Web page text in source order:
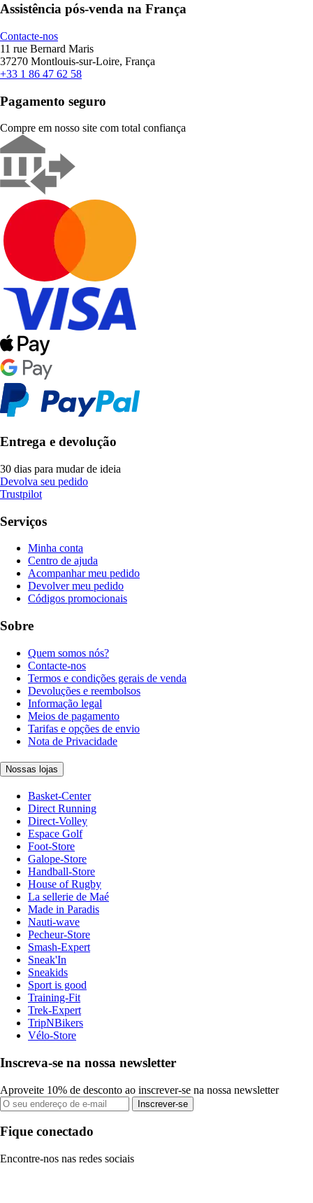
Assistência pós-venda na França
Contacte-nos
11 rue Bernard Maris
37270 Montlouis-sur-Loire, França
+33 1 86 47 62 58
Pagamento seguro
Compre em nosso site com total confiança
Entrega e devolução
30 dias para mudar de ideia
Devolva seu pedido
Trustpilot
Serviços
Minha conta
Centro de ajuda
Acompanhar meu pedido
Devolver meu pedido
Códigos promocionais
Sobre
Quem somos nós?
Contacte-nos
Termos e condições gerais de venda
Devoluções e reembolsos
Informação legal
Meios de pagamento
Tarifas e opções de envio
Nota de Privacidade
Nossas lojas
Basket-Center
Direct Running
Direct-Volley
Espace Golf
Foot-Store
Galope-Store
Handball-Store
House of Rugby
La sellerie de Maé
Made in Paradis
Nauti-wave
Pecheur-Store
Smash-Expert
Sneak'In
Sneakids
Sport is good
Training-Fit
Trek-Expert
TripNBikers
Vélo-Store
Inscreva-se na nossa newsletter
Aproveite 10% de desconto ao inscrever-se na nossa newsletter
Inscrever-se
Fique conectado
Encontre-nos nas redes sociais